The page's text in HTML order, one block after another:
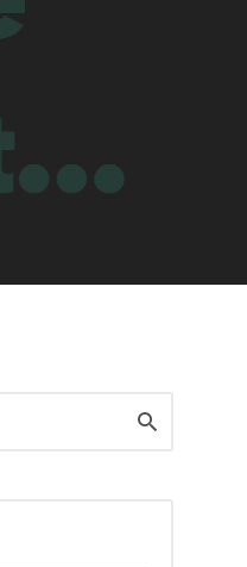
Rechercher